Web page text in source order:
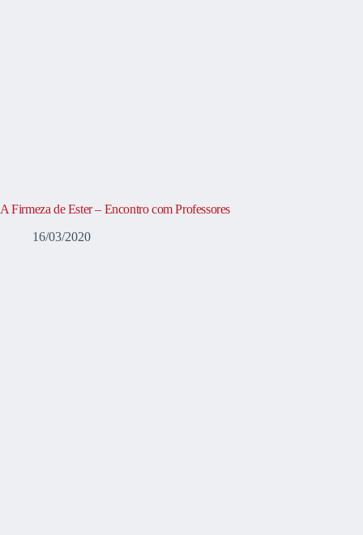
A Firmeza de Ester – Encontro com Professores
16/03/2020